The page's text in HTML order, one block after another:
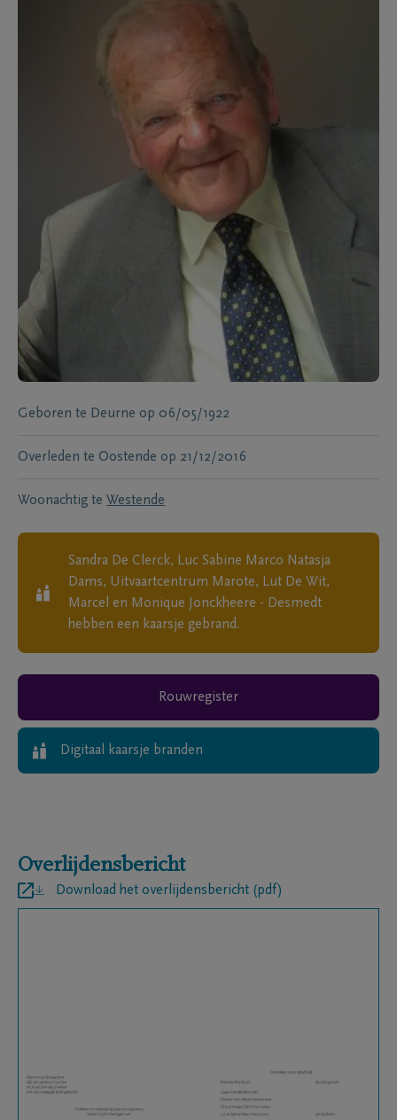
Geboren te Deurne op 06/05/1922
Overleden te Oostende op 21/12/2016
Woonachtig te Westende
Sandra De Clerck, Luc Sabine Marco Natasja
Dams, Uitvaartcentrum Marote, Lut De Wit,
Marcel en Monique Jonckheere - Desmedt
hebben een kaarsje gebrand.
Rouwregister
Digitaal kaarsje branden
Overlijdensbericht
Download het overlijdensbericht (pdf)